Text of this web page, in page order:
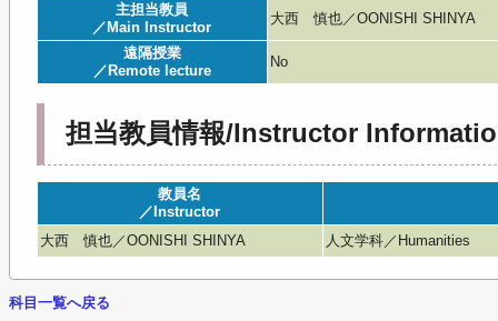
主担当教員
／Main Instructor
大西 慎也／OONISHI SHINYA
遠隔授業
／Remote lecture
No
担当教員情報/Instructor
教員名
／Instructor
大西 慎也／OONISHI SHINYA
人文学科／Humanities
科目一覧へ戻る